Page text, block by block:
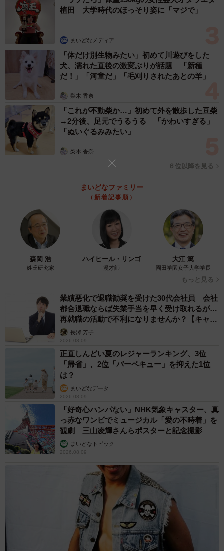
植田 大学時代のほっそり姿に「マジで」
まいどなメディア
「体だけ別生物みたい」初めて川遊びをした
犬、濡れた直後の激変ぶりが話題 「新種
だ！」「河童だ」「毛刈りされたあとの羊」
梨木 香奈
「これが不動柴か…」初めて外を散歩した豆柴
→2分後、足元でうるうる 「かわいすぎる」
「ぬいぐるみみたい」
梨木 香奈
６位以降を見る
まいどなファミリー
（新着記事順）
森岡 浩
姓氏研究家
ハイヒール・リンゴ
漫才師
大江 篤
園田学園女子大学学長
もっと見る
業績悪化で退職勧奨を受けた30代会社員 会社
都合退職ならば失業手当を早く受け取れるが…
再就職の活動で不利になりませんか？【キャリ
アカウンセラーが解説】
長澤 芳子
2026.08.09
正直しんどい夏のレジャーランキング、3位
「帰省」、2位「バーベキュー」を抑えた1位
は？
まいどなデータ
2026.08.09
「好奇心ハンパない」NHK気象キャスター、真
っ赤なワンピでミュージカル「愛の不時着」を
観劇 三山凌輝さんらポスターと記念撮影
まいどなトピック
2026.08.09